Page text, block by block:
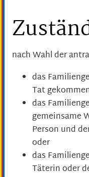
nach Wahl der
das
Tat
das
gemeinsame
Person und
oder
das
Täterin oder